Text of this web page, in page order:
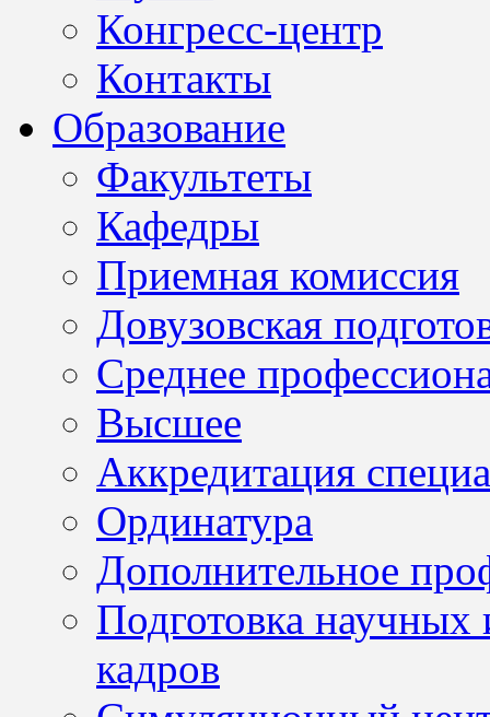
Конгресс-центр
Контакты
Образование
Факультеты
Кафедры
Приемная комиссия
Довузовская
Среднее
Высшее
Аккредитация
Ординатура
Дополнительное
Подготовка научных
кадров